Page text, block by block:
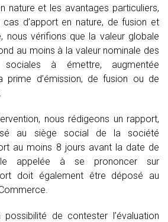
nature et les avantages particuliers,
cas d’apport en nature, de fusion et
nous vérifions que la valeur globale
au moins à la valeur nominale des
à émettre, augmentée
prime d’émission, de fusion ou de
nous rédigeons un rapport,
au siège social de la société
au moins 8 jours avant la date de
appelée à se prononcer sur
doit également être déposé au
de contester l’évaluation